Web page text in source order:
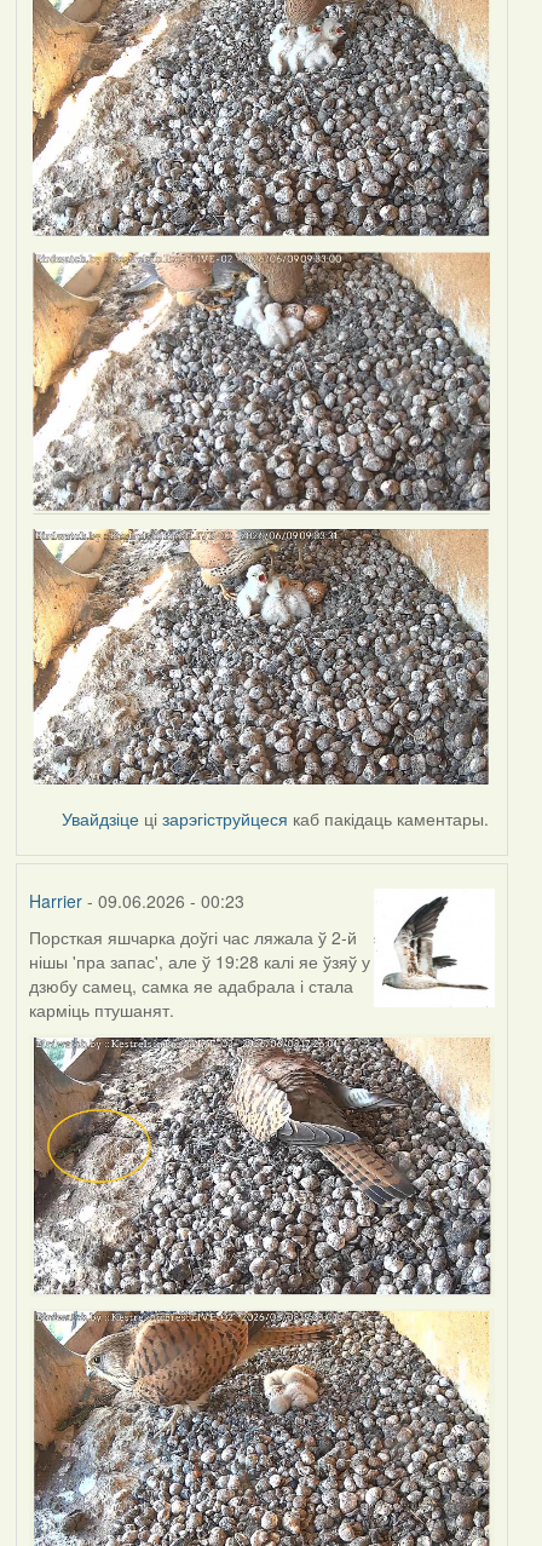
Увайдзіце цізарэгіструйцеся каб пакідаць каментары.
Harrier- 09.06.2026 - 00:23
Порсткая яшчарка доўгі час ляжала ў 2-й
нішы 'пра запас', але ў 19:28 калі яе ўзяў у
дзюбу самец, самка яе адабрала і стала
карміць птушанят.